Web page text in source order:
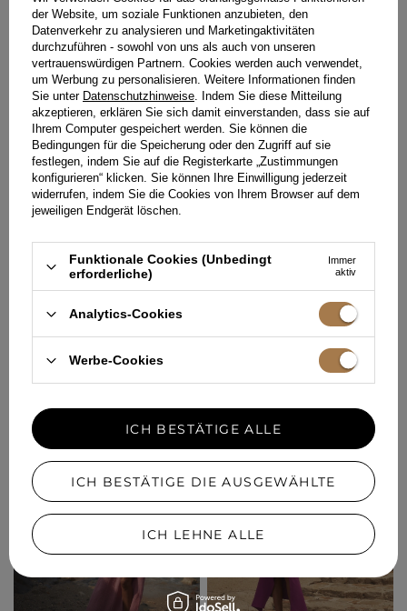
BLUMENMUSTER UND
RÜSCHEN
L
XL
189,00 €
209,00 €
NICHT VERFÜGBAR
der Website, um soziale Funktionen anzubieten, den
Datenverkehr zu analysieren und Marketingaktivitäten
durchzuführen - sowohl von uns als auch von unseren
vertrauenswürdigen Partnern. Cookies werden auch verwendet,
um Werbung zu personalisieren. Weitere Informationen finden
Sie unter Datenschutzhinweise. Indem Sie diese Mitteilung
akzeptieren, erklären Sie sich damit einverstanden, dass sie auf
Ihrem Computer gespeichert werden. Sie können die
Bedingungen für die Speicherung oder den Zugriff auf sie
festlegen, indem Sie auf die Registerkarte „Zustimmungen
konfigurieren“ klicken. Sie können Ihre Einwilligung jederzeit
widerrufen, indem Sie die Cookies von Ihrem Browser auf dem
jeweiligen Endgerät löschen.
Funktionale Cookies (Unbedingt
erforderliche)
Immer
aktiv
Analytics-Cookies
Werbe-Cookies
ICH BESTÄTIGE DIE AUSGEWÄHLTE
ICH LEHNE ALLE
ICH BESTÄTIGE ALLE